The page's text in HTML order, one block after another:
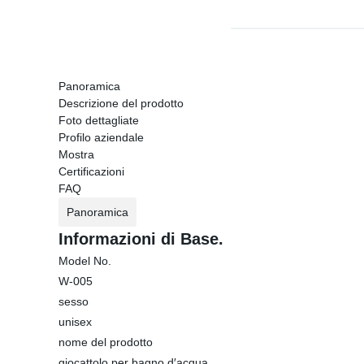
Panoramica
Descrizione del prodotto
Foto dettagliate
Profilo aziendale
Mostra
Certificazioni
FAQ
Panoramica
Informazioni di Base.
Model No.
W-005
sesso
unisex
nome del prodotto